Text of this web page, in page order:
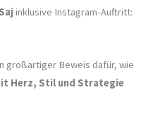
inklusive Instagram-Auftritt:
großartiger Beweis dafür, wie
Herz, Stil und Strategie